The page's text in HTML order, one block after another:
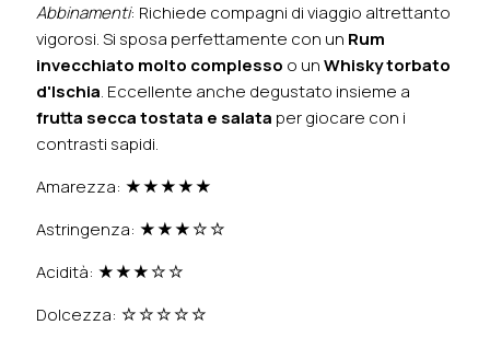
Abbinamenti: Richiede compagni di viaggio altrettanto
vigorosi. Si sposa perfettamente con un Rum
invecchiato molto complesso o unWhisky torbato
d'Ischia. Eccellente anche degustato insieme a
frutta secca tostata e salata per giocare con i
contrasti sapidi.
Amarezza: ★★★★★
Astringenza: ★★★☆☆
Acidità: ★★★☆☆
Dolcezza: ☆☆☆☆☆